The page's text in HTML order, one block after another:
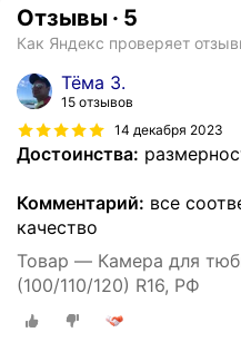
Отзывы · 5
Как Яндекс проверяет
Тёма З.
15 отзывов
14 декабря 2023
Достоинства:
Комментарий: все
качество
Товар — Камера для
(100/110/120) R16, РФ